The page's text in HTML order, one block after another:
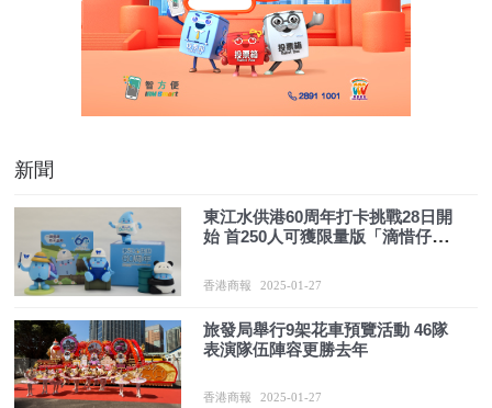
新聞
東江水供港60周年打卡挑戰28日開
始 首250人可獲限量版「滴惜仔」
香港商報 2025-01-27
旅發局舉行9架花車預覽活動 46隊
表演隊伍陣容更勝去年
香港商報 2025-01-27